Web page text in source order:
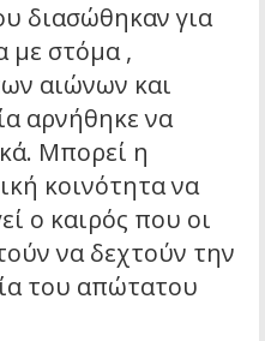
διασώθηκαν για
με στόμα ,
αιώνων και
αρνήθηκε να
Μπορεί η
κοινότητα να
ο καιρός που οι
να δεχτούν την
του απώτατου